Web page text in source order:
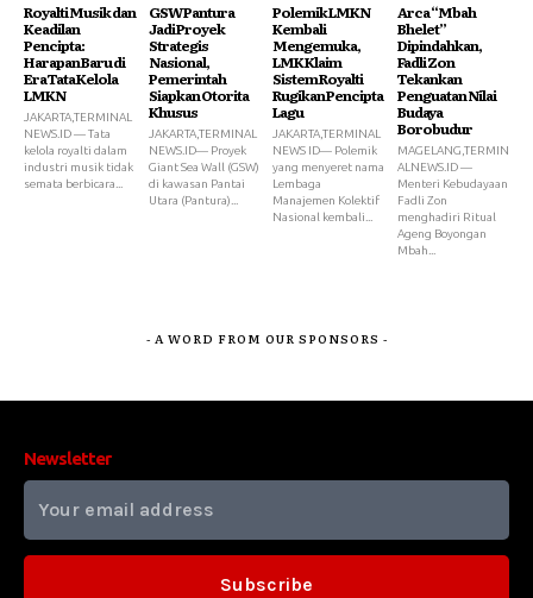
Royalti Musik dan
Keadilan
Pencipta:
Harapan Baru di
Era Tata Kelola
LMKN
JAKARTA,TERMINAL
NEWS.ID — Tata
kelola royalti dalam
industri musik tidak
semata berbicara...
GSW Pantura
Jadi Proyek
Strategis
Nasional,
Pemerintah
Siapkan Otorita
Khusus
JAKARTA,TERMINAL
NEWS.ID— Proyek
Giant Sea Wall (GSW)
di kawasan Pantai
Utara (Pantura)...
Polemik LMKN
Kembali
Mengemuka,
LMK Klaim
Sistem Royalti
Rugikan Pencipta
Lagu
JAKARTA,TERMINAL
NEWS ID— Polemik
yang menyeret nama
Lembaga
Manajemen Kolektif
Nasional kembali...
Arca “Mbah
Bhelet”
Dipindahkan,
Fadli Zon
Tekankan
Penguatan Nilai
Budaya
Borobudur
MAGELANG,TERMIN
ALNEWS.ID —
Menteri Kebudayaan
Fadli Zon
menghadiri Ritual
Ageng Boyongan
Mbah...
- A WORD FROM OUR SPONSORS -
Newsletter
Subscribe